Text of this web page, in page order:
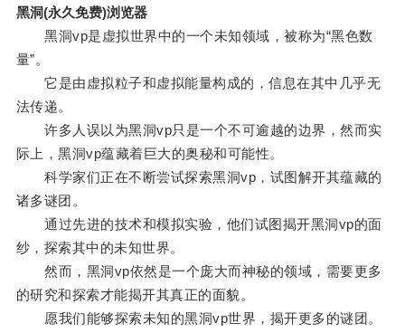
黑洞(永久免费)浏览器
黑洞vp是虚拟世界中的一个未知领域，被称为“黑色数
量”。
它是由虚拟粒子和虚拟能量构成的，信息在其中几乎无
法传递。
许多人误以为黑洞vp只是一个不可逾越的边界，然而实
际上，黑洞vp蕴藏着巨大的奥秘和可能性。
科学家们正在不断尝试探索黑洞vp，试图解开其蕴藏的
诸多谜团。
通过先进的技术和模拟实验，他们试图揭开黑洞vp的面
纱，探索其中的未知世界。
然而，黑洞vp依然是一个庞大而神秘的领域，需要更多
的研究和探索才能揭开其真正的面貌。
愿我们能够探索未知的黑洞vp世界，揭开更多的谜团。